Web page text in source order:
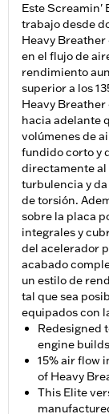
Este Screamin'
trabajo desde
Heavy Breather
en el flujo de
rendimiento
superior a los
Heavy
hacia adelante
volúmenes de
fundido corto y
directamente al
turbulencia y
de torsión.
sobre la placa
integrales y
del acelerador
acabado
un estilo de
tal que sea
equipados con
Redesigned
engine
15% air flow
of Heavy
This Elite